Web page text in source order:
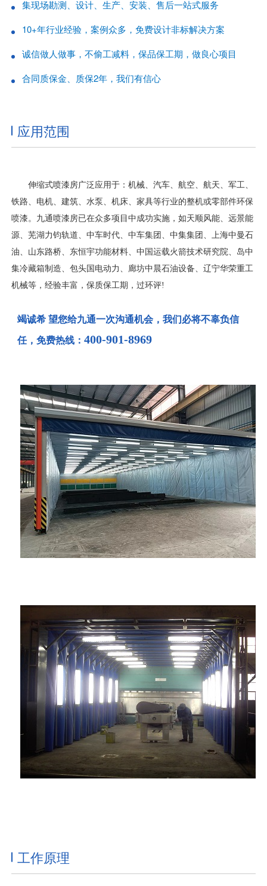
集现场勘测、设计、生产、安装、售后一站式服务
10+年行业经验，案例众多，免费设计非标解决方案
诚信做人做事，不偷工减料，保品保工期，做良心项目
合同质保金、质保2年，我们有信心
应用范围
伸缩式喷漆房广泛应用于：机械、汽车、航空、航天、军工、
铁路、电机、建筑、水泵、机床、家具等行业的整机或零部件环保
喷漆。九通喷漆房已在众多项目中成功实施，如天顺风能、远景能
源、芜湖力钧轨道、中车时代、中车集团、中集集团、上海中曼石
油、山东路桥、东恒宇功能材料、中国运载火箭技术研究院、岛中
集冷藏箱制造、包头国电动力、廊坊中晨石油设备、辽宁华荣重工
机械等，经验丰富，保质保工期，过环评!
竭诚希 望您给九通一次沟通机会，我们必将不辜负信
任，免费热线： 400-901-8969
工作原理